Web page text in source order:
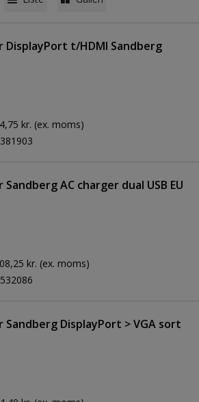
DisplayPort t/HDMI Sandberg
kr. (ex. moms)
AC charger dual USB EU
kr. (ex. moms)
Sandberg DisplayPort > VGA sort